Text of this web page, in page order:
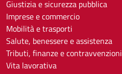
Giustizia e sicurezza pubblica
Imprese e commercio
Mobilità e trasporti
Salute, benessere e assistenza
Tributi, finanze e contravvenzioni
Vita lavorativa